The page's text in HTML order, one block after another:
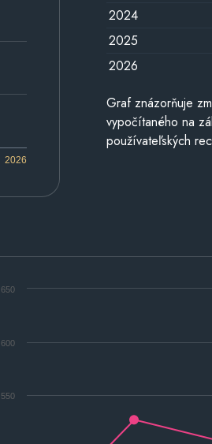
2026
2024
2025
2026
Graf znázorňuje
vypočítaného na
používateľských
550
600
650